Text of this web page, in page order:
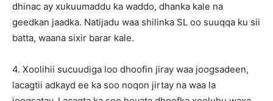
dhinac ay xukuumaddu ka waddo, dhanka kale na
geedkan jaadka. Natijadu waa shilinka SL oo suuqqa ku sii
batta, waana sixir barar kale.
4. Xoolihii sucuudiga loo dhoofin jiray waa joogsadeen,
lacagtii adkayd ee ka soo noqon jirtay na waa la